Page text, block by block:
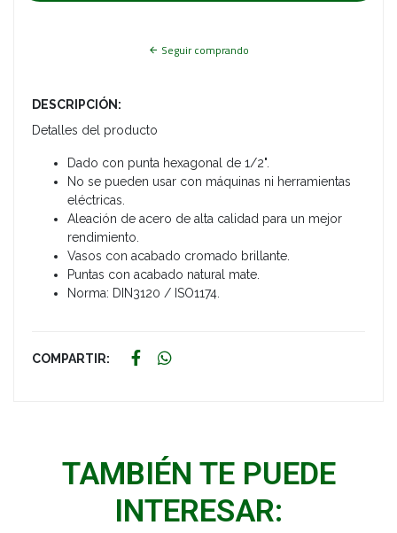
Seguir comprando
DESCRIPCIÓN:
Detalles del producto
Dado con punta hexagonal de 1/2".
No se pueden usar con máquinas ni herramientas
eléctricas.
Aleación de acero de alta calidad para un mejor
rendimiento.
Vasos con acabado cromado brillante.
Puntas con acabado natural mate.
Norma: DIN3120 / ISO1174.
COMPARTIR:
TAMBIÉN TE PUEDE
INTERESAR: